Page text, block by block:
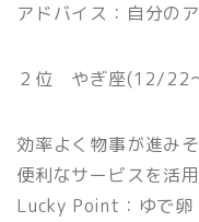
アドバイス：自分の
２位 やぎ座(12/22
効率よく物事が進みそ
便利なサービスを活
Lucky Point：ゆで卵